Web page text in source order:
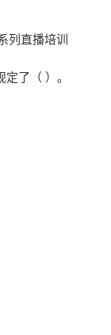
列直播培训
了（ ）。